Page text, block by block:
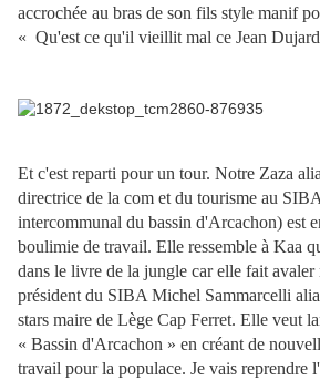
accrochée au bras de son fils style manif
« Qu'est ce qu'il vieillit mal ce Jean
Et c'est reparti pour un tour. Notre Zaza
directrice de la com et du tourisme au
intercommunal du bassin d'Arcachon) est
boulimie de travail. Elle ressemble à Kaa
dans le livre de la jungle car elle fait
président du SIBA Michel Sammarcelli
stars maire de Lège Cap Ferret. Elle veut
« Bassin d'Arcachon » en créant de
travail pour la populace. Je vais reprendre